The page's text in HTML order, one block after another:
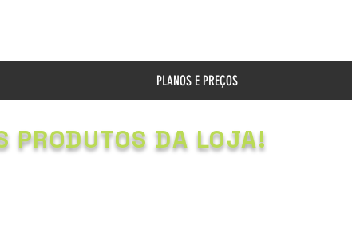
PLANOS E PREÇOS
PRODUTOS DA LOJA!